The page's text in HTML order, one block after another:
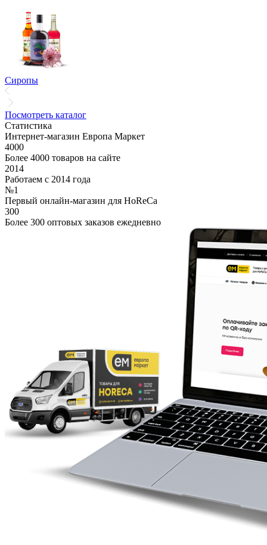
Сиропы
Посмотреть каталог
Статистика
Интернет-магазин Европа Маркет
4000
Более 4000 товаров на сайте
2014
Работаем с 2014 года
№1
Первый онлайн-магазин для HoReCa
300
Более 300 оптовых заказов ежедневно